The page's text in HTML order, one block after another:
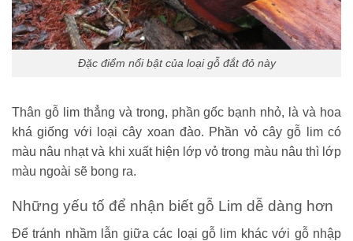
Đặc điểm nổi bật của loại gỗ đắt đỏ này
Thân gỗ lim thẳng và trong, phần gốc bạnh nhỏ, là và hoa
khá giống với loại cây xoan đào. Phần vỏ cây gỗ lim có
màu nâu nhạt và khi xuất hiện lớp vỏ trong màu nâu thì lớp
màu ngoài sẽ bong ra.
Những yếu tố để nhận biết gỗ Lim dễ dàng hơn
Để tránh nhầm lẫn giữa các loại gỗ lim khác với gỗ nhập